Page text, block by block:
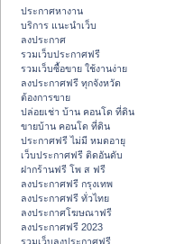
ประกาศหางาน
บริการ แนะนำเว็บ
ลงประกาศ
รวมเว็บประกาศฟรี
รวมเว็บซื้อขาย ใช้งานง่าย
ลงประกาศฟรี ทุกจังหวัด
ต้องการขาย
ปล่อยเช่า บ้าน คอนโด ที่ดิน
ขายบ้าน คอนโด ที่ดิน
ประกาศฟรี ไม่มี หมดอายุ
เว็บประกาศฟรี ติดอันดับ
ฝากร้านฟรี โพ ส ฟรี
ลงประกาศฟรี กรุงเทพ
ลงประกาศฟรี ทั่วไทย
ลงประกาศโฆษณาฟรี
ลงประกาศฟรี 2023
รวมเว็บลงประกาศฟรี